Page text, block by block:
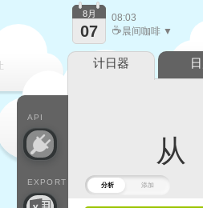
分析 添加
从
API
EXPORT
8月
07
08:03
☕晨间咖啡 ▼
计日器